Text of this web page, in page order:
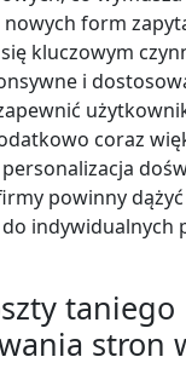
form
kluczowym
i
coraz
powinny
indywidualnych
taniego
stron